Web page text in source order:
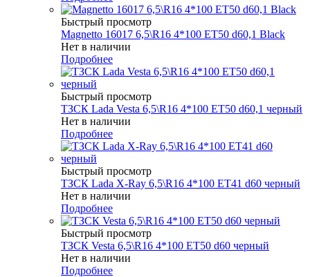
Быстрый просмотр
Magnetto 16017 6,5\R16 4*100 ET50 d60,1 Black
Нет в наличии
Подробнее
Быстрый просмотр
ТЗСК Lada Vesta 6,5\R16 4*100 ET50 d60,1 черный
Нет в наличии
Подробнее
Быстрый просмотр
ТЗСК Lada X-Ray 6,5\R16 4*100 ET41 d60 черный
Нет в наличии
Подробнее
Быстрый просмотр
ТЗСК Vesta 6,5\R16 4*100 ET50 d60 черный
Нет в наличии
Подробнее